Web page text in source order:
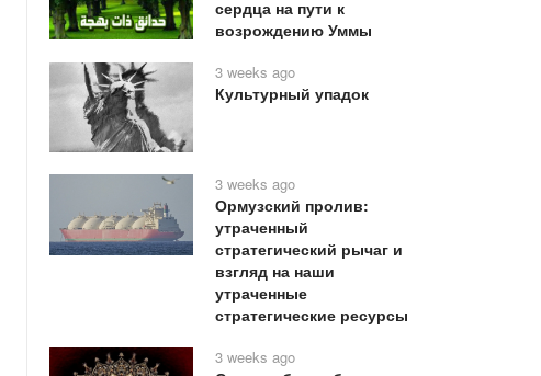
сердца на пути к
возрождению Уммы
3 weeks ago
Культурный упадок
3 weeks ago
Ормузский пролив:
утраченный
стратегический рычаг и
взгляд на наши
утраченные
стратегические ресурсы
3 weeks ago